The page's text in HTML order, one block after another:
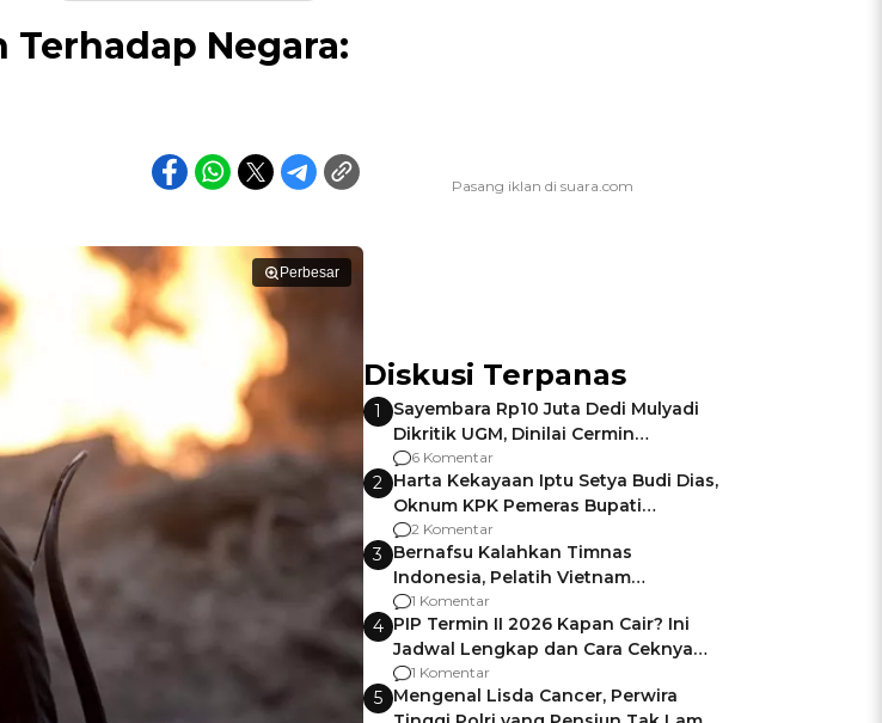
Negara:
Perbesar
Diskusi Terpanas
1
Sayembara Rp10 Juta Dedi Mulyadi
Dikritik UGM, Dinilai Cermin
Gagalnya Negara Jamin Keamanan
6 Komentar
2 Harta Kekayaan Iptu Setya Budi Dias,
Oknum KPK Pemeras Bupati
Pemalang
2 Komentar
3 Bernafsu Kalahkan Timnas
Indonesia, Pelatih Vietnam
Berencana Pakai Jimat di Pakansari
1 Komentar
4 PIP Termin II 2026 Kapan Cair? Ini
Jadwal Lengkap dan Cara Ceknya
agar Dana Tidak Hangus!
1 Komentar
5 Mengenal Lisda Cancer, Perwira